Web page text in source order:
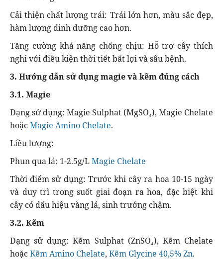
Cải thiện chất lượng trái: Trái lớn hơn, màu sắc đẹp,
hàm lượng dinh dưỡng cao hơn.
Tăng cường khả năng chống chịu: Hỗ trợ cây thích
nghi với điều kiện thời tiết bất lợi và sâu bệnh.
3. Hướng dẫn sử dụng magie và kẽm đúng cách
3.1. Magie
Dạng sử dụng: Magie Sulphat (MgSO₄), Magie Chelate
hoặcMagie Amino Chelate.
Liều lượng:
Phun qua lá: 1-2.5g/LMagie Chelate
Thời điểm sử dụng: Trước khi cây ra hoa 10-15 ngày
và duy trì trong suốt giai đoạn ra hoa, đặc biệt khi
cây có dấu hiệu vàng lá, sinh trưởng chậm.
3.2. Kẽm
Dạng sử dụng: Kẽm Sulphat (ZnSO₄), Kẽm Chelate
hoặcKẽm Amino Chelate, Kẽm Glycine 40,5% Zn.